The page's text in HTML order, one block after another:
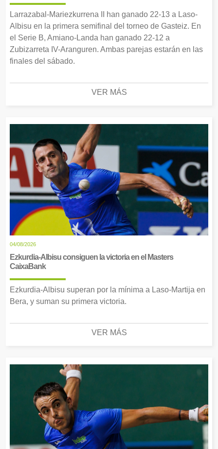
Larrazabal-Mariezkurrena II han ganado 22-13 a Laso-
Albisu en la primera semifinal del torneo de Gasteiz. En
el Serie B, Amiano-Landa han ganado 22-12 a
Zubizarreta IV-Aranguren. Ambas parejas estarán en las
finales del sábado.
VER MÁS
04/08/2026
Ezkurdia-Albisu consiguen la victoria en el Masters
CaixaBank
Ezkurdia-Albisu superan por la mínima a Laso-Martija en
Bera, y suman su primera victoria.
VER MÁS